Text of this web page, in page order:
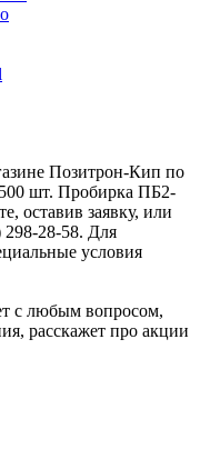
Позитрон-Кип по
шт. Пробирка ПБ2-
оставив заявку, или
298-28-58. Для
условия
с любым вопросом,
расскажет про акции